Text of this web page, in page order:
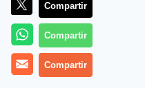
«En mayo volveré como
Compartir
Compartir
Compartir